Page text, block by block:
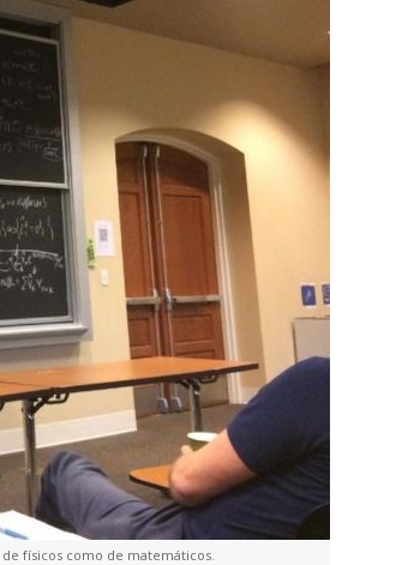
físicos como de matemáticos.